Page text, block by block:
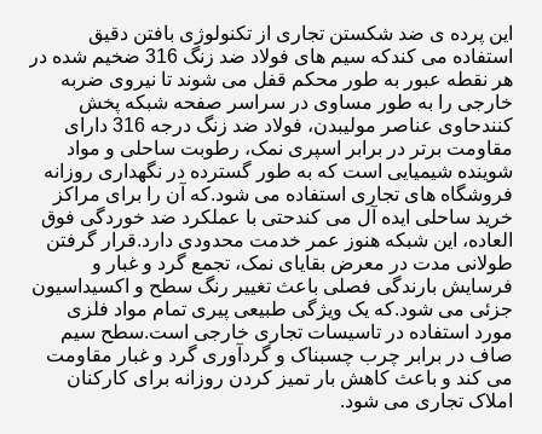
این پرده ی ضد شکستن تجاری از تکنولوژی بافتن دقیق
استفاده می کندکه سیم های فولاد ضد زنگ 316 ضخیم شده در
هر نقطه عبور به طور محکم قفل می شوند تا نیروی ضربه
خارجی را به طور مساوی در سراسر صفحه شبکه پخش
کنندحاوی عناصر مولیبدن، فولاد ضد زنگ درجه 316 دارای
مقاومت برتر در برابر اسپری نمک، رطوبت ساحلی و مواد
شوینده شیمیایی است که به طور گسترده در نگهداری روزانه
فروشگاه های تجاری استفاده می شود.که آن را برای مراکز
خرید ساحلی ایده آل می کندحتی با عملکرد ضد خوردگی فوق
العاده، این شبکه هنوز عمر خدمت محدودی دارد.قرار گرفتن
طولانی مدت در معرض بقایای نمک، تجمع گرد و غبار و
فرسایش بارندگی فصلی باعث تغییر رنگ سطح و اکسیداسیون
جزئی می شود.که یک ویژگی طبیعی پیری تمام مواد فلزی
مورد استفاده در تاسیسات تجاری خارجی است.سطح سیم
صاف در برابر چرب چسبناک و گردآوری گرد و غبار مقاومت
می کند و باعث کاهش بار تمیز کردن روزانه برای کارکنان
املاک تجاری می شود.